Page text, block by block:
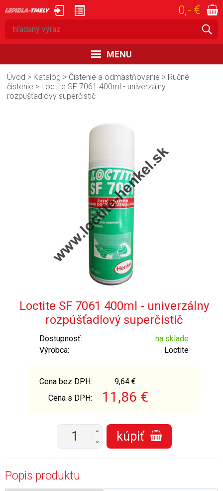
prihlásiť 0,- €
MENU
ÚVOD
KATALÓG
DODACIE PODMIENKY
KONTAKT
Úvod > Katalóg > Čistenie a odmastňovanie > Ručné
čistenie > Loctite SF 7061 400ml - univerzálny
rozpúšťadlový superčistič
Loctite SF 7061 400ml - univerzálny
rozpúšťadlový superčistič
Dostupnosť:
na sklade
Výrobca:
Loctite
Cena bez DPH:
9,64 €
Cena s DPH:
11,86 €
+
kúpiť
Popis produktu